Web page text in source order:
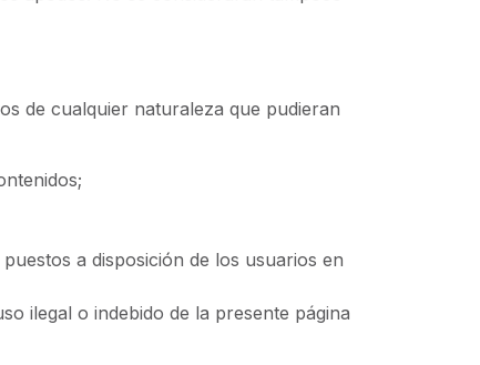
de cualquier naturaleza que pudieran
a disposición de los usuarios en
ilegal o indebido de la presente página